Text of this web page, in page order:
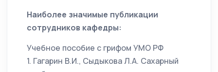
Наиболее значимые публикации
сотрудников кафедры:
Учебное пособие с грифом УМО РФ
1. Гагарин В.И., Сыдыкова Л.А. Сахарный